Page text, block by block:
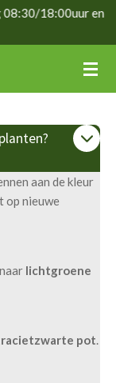
08:30/18:00uur en
aan de kleur
op nieuwe
naar lichtgroene
pot.